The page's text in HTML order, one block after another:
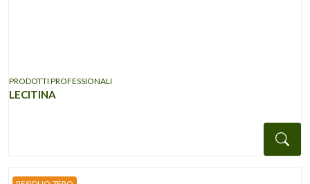
PRODOTTI PROFESSIONALI
LECITINA